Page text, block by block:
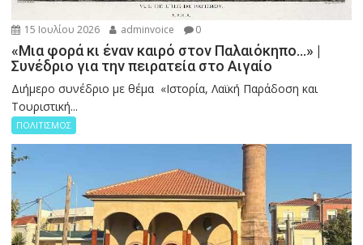
15 Ιουλίου 2026 adminvoice 0
«Μια φορά κι έναν καιρό στον Παλαιόκηπο…» |
Συνέδριο για την πειρατεία στο Αιγαίο
Διήμερο συνέδριο με θέμα «Ιστορία, Λαϊκή Παράδοση και
Τουριστική...
ΠΟΛΙΤΙΣΜΟΣ